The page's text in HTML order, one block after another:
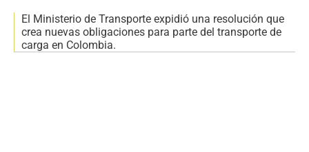
El Ministerio de Transporte expidió una resolución que
crea nuevas obligaciones para parte del transporte de
carga en Colombia.